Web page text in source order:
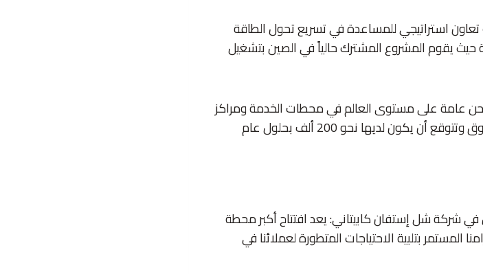
تعاون استراتيجي للمساعدة في تسريع تحول الطاقة
حيث يقوم المشروع المشترك حالياً في الصين بتشغيل
أكثر من 40 ألف نقطة شحن عامة على مستوى العالم في محطات الخدمة ومراكز
التنقل وفي الشوارع وفي وجهات مثل مراكز التسوق وتتوقع أن يكون لديها نحو 200 ألف بحلول عام
في شركة شل إستفان كابيتاني: يعد افتتاح أكبر محطة
المستمر بتلبية الاحتياجات المتطورة لعملائنا في